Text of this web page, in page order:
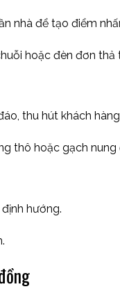
nhà để tạo điểm
hoặc đèn đơn thả
thu hút khách
thô hoặc gạch
hướng.